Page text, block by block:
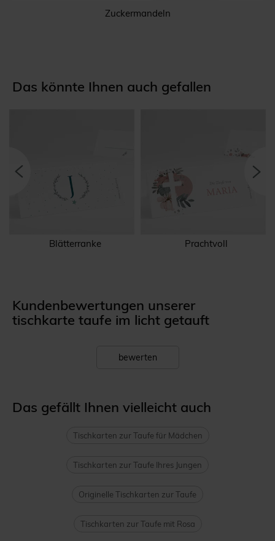
Zuckermandeln
Das könnte Ihnen auch gefallen
Blätterranke Prachtvoll
Kundenbewertungen unserer
tischkarte taufe im licht getauft
bewerten
Das gefällt Ihnen vielleicht auch
Tischkarten zur Taufe für Mädchen
Tischkarten zur Taufe Ihres Jungen
Originelle Tischkarten zur Taufe
Tischkarten zur Taufe mit Rosa